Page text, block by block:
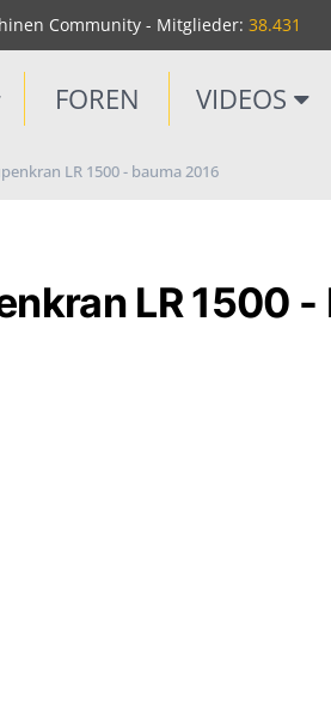
Community - Mitglieder: 38.431
FOREN VIDEOS
LR 1500 - bauma 2016
LR 1500